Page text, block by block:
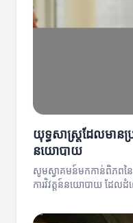
យុទ្ធសាស្ត្រដែលមានប្
នយោបាយ
សូមស្វាគមន៍មកកាន់ពិភពនៃ
ការវិវត្តន៍នយោបាយ ដែលដំ